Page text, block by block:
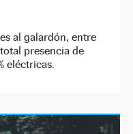
al galardón, entre
presencia de
eléctricas.